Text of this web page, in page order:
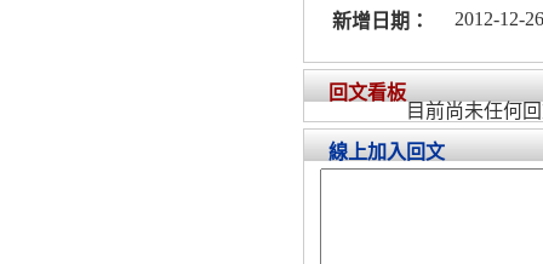
新增日期：
2012-12-
回文看板
目前尚未任何
線上加入回文